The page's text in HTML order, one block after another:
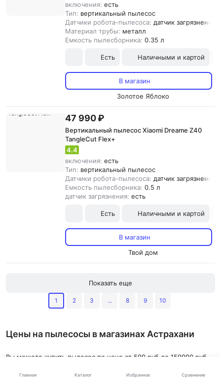
Главная Каталог Избранное Сравнение
включения: есть
Тип: вертикальный пылесос
Датчики робота-пылесоса: датчик
Материал трубы: металл
Емкость пылесборника: 0.35 л
Есть Наличными и картой
В магазин
Золотое Яблоко
47 990 ₽
Вертикальный пылесос Xiaomi Dreame Z40
TangleCut Flex+
4.4
включения: есть
Тип: вертикальный пылесос
Датчики робота-пылесоса: датчик
Емкость пылесборника: 0.5 л
датчик загрязнения: есть
Есть Наличными и картой
В магазин
Твой дом
Показать еще
1 2 3 ... 8 9 10
Цены на пылесосы в магазинах Астрахани
Вы можете купить пылесос по цене от 599 руб до 159990 руб
Астрахани.